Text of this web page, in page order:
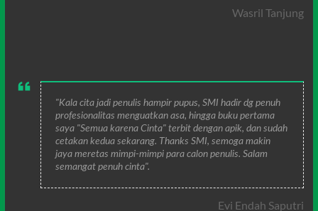
Wasril Tanjung
"Kala cita jadi penulis hampir pupus, SMI hadir dg penuh
profesionalitas menguatkan asa, hingga buku pertama
saya "Semua karena Cinta" terbit dengan apik, dan sudah
cetakan kedua sekarang. Thanks SMI, semoga makin
jaya meretas mimpi-mimpi para calon penulis. Salam
semangat penuh cinta".
Evi Endah Saputri